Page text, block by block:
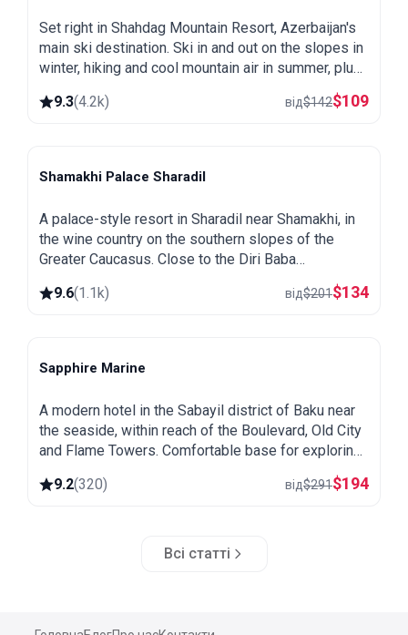
Set right in Shahdag Mountain Resort, Azerbaijan's
main ski destination. Ski in and out on the slopes in
winter, hiking and cool mountain air in summer, plus
9.3(4.2k) від$142$109
Shamakhi
Shamakhi Palace Sharadil
A palace-style resort in Sharadil near Shamakhi, in
the wine country on the southern slopes of the
Greater Caucasus. Close to the Diri Baba
Pirqulu forests.
9.6(1.1k) від$201$134
Baku
Sapphire Marine
A modern hotel in the Sabayil district of Baku near
the seaside, within reach of the Boulevard, Old City
and Flame Towers. Comfortable base for exploring
9.2(320) від$291$194
Всі статті